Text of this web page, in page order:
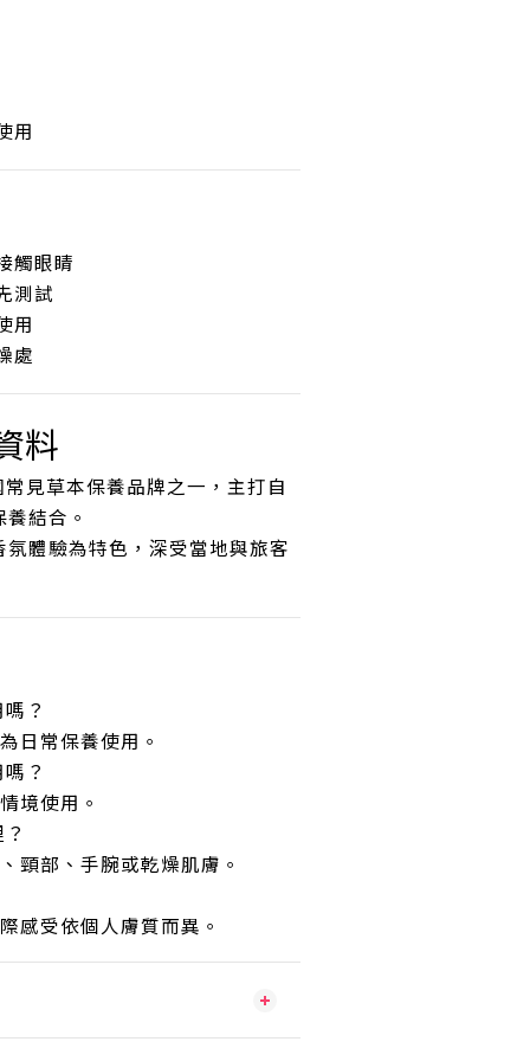
用
觸眼睛
測試
用
處
料
見草本保養品牌之一，主打自
結合。
體驗為特色，深受當地與旅客
？
日常保養使用。
？
境使用。
頸部、手腕或乾燥肌膚。
感受依個人膚質而異。